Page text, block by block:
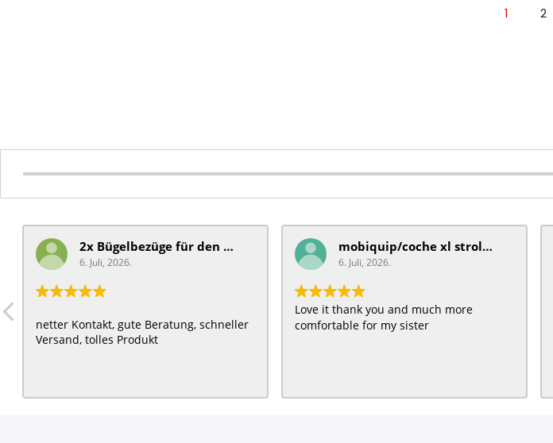
1 2
2x Bügelbezüge für ​den Schiebegriff
6. Juli, 2026.
netter Kontakt, gute Beratung, schneller
Versand, tolles Produkt
mobiquip/coche xl stroller
6. Juli, 2026.
Love it thank you and much more
comfortable for my sister